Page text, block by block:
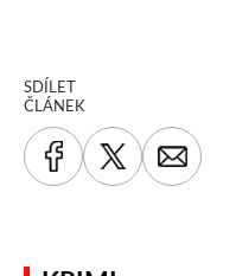
SDÍLET
ČLÁNEK